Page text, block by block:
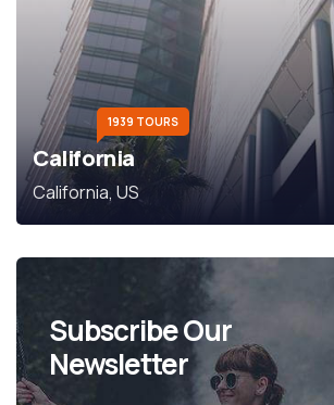
1939 TOURS
California
California, US
Subscribe Our
Newsletter